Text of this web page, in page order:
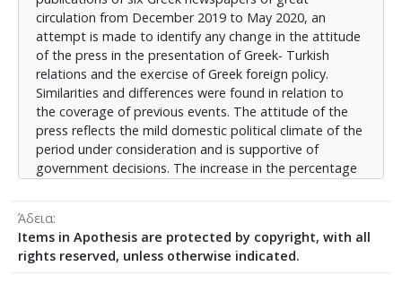
από την κάλυψη του τύπου αλλά ενισχύθηκε μέσα
από τη θετική παρουσίαση των κυβερνητικών
χειρισμών.
circulation from December 2019 to May 2020, an
attempt is made to identify any change in the attitude
of the press in the presentation of Greek- Turkish
relations and the exercise of Greek foreign policy.
Similarities and differences were found in relation to
the coverage of previous events. The attitude of the
press reflects the mild domestic political climate of the
period under consideration and is supportive of
government decisions. The increase in the percentage
explanation are absent, with the result that the risk of
fragmentary information of the Greek public remains.
Government policy was not affected by the coverage
Άδεια
Items in Apothesis are protected by copyright, with all
rights reserved, unless otherwise indicated.